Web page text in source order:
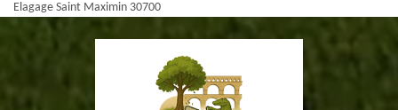
Elagage Saint Maximin 30700